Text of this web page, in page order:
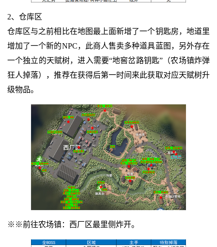
2、仓库区
仓库区与之前相比在地图最上面新增了一个钥匙房，地道里
增加了一个新的NPC，此商人售卖多种道具蓝图，另外存在
一个独立的天赋树，进入需要“地窖岔路钥匙”（农场镇炸弹
狂人掉落），推荐在获得后第一时间来此获取对应天赋树升
级物品。
※※前往农场镇：西厂区最里侧炸开。